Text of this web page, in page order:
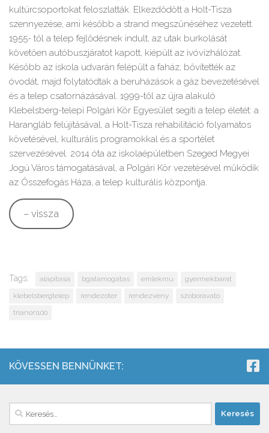
kultúrcsoportokat feloszlatták. Elkezdődött a Holt-Tisza
szennyezése, ami később a strand megszűnéséhez vezetett.
1955- től a telep fejlődésnek indult, az utak burkolását
követően autóbuszjáratot kapott, kiépült az ivóvízhálózat.
Később az iskola udvarán felépült a faház, bővítették az
óvodát, majd folytatódtak a beruházások a gáz bevezetésével
és a telep csatornázásával. 1999-től az újra alakuló
Klebelsberg-telepi Polgári Kör Egyesület segíti a telep életét: a
Harangláb felújításával, a Holt-Tisza rehabilitáció folyamatos
követésével, kulturális programokkal és a sportélet
szervezésével. 2014 óta az iskolaépületben Szeged Megyei
Jogú Város támogatásával, a Polgári Kör vezetésével működik
az Összefogás Háza, a telep kulturális központja.
– vissza
Tags: alapitasa bgatamogatas emlekmu
gyermekbarat
klebelsbergtelep
rendezoter rendezveny
szoboravato
trianon100
KÖVESSEN BENNÜNKET:
Keresés: